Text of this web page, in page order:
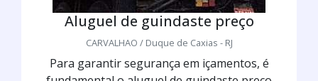
Aluguel de guindaste preço
CARVALHAO / Duque de Caxias - RJ
Para garantir segurança em içamentos, é